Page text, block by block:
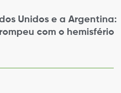
Unidos e a Argentina:
com o hemisfério